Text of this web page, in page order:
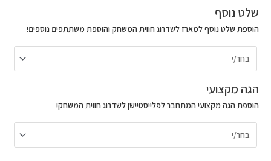
שלט נוסף
הוספת שלט נוסף למארז לשדרוג חווית המשחק והוספת משתתפים נוספים!
הגה מקצועי
הוספת הגה מקצועי המתחבר לפלייסטיישן לשדרוג חווית המשחק!